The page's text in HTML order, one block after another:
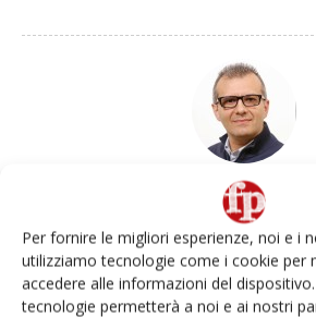
Per fornire le migliori esperienze, noi e i
utilizziamo tecnologie come i cookie per
accedere alle informazioni del
tecnologie permetterà a noi e ai nostri
Daniele Colombo
Articoli correlati Di più dello stesso